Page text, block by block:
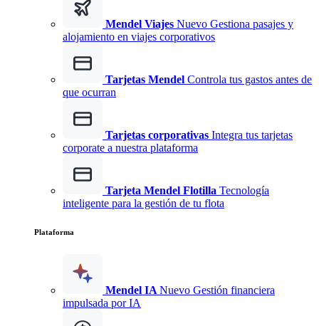
Mendel Viajes Nuevo Gestiona pasajes y
alojamiento en viajes corporativos
Tarjetas Mendel Controla tus gastos antes de
que ocurran
Tarjetas corporativas Integra tus tarjetas
corporate a nuestra plataforma
Tarjeta Mendel Flotilla Tecnología
inteligente para la gestión de tu flota
Plataforma
Mendel IA Nuevo Gestión financiera
impulsada por IA